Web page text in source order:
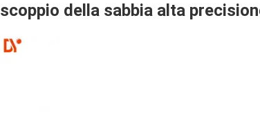
scoppio della sabbia alta